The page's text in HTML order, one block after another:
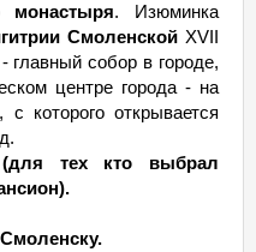
монастыря. Изюминка
Смоленской XVII
главный собор в городе,
центре города - на
которого открывается
тех кто выбрал